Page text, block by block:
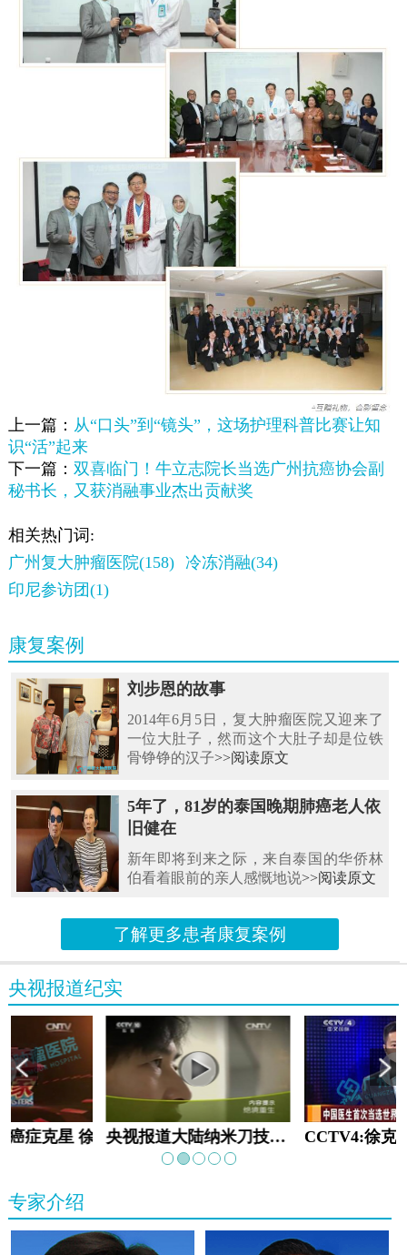
上一篇： 从“口头”到“镜头”，这场护理科普比赛让知
识“活”起来
下一篇： 双喜临门！牛立志院长当选广州抗癌协会副
秘书长，又获消融事业杰出贡献奖
相关热门词:
广州复大肿瘤医院(158)
冷冻消融(34)
印尼参访团(1)
康复案例
刘步恩的故事
2014年6月5日，复大肿瘤医院又迎来了
一位大肚子，然而这个大肚子却是位铁
骨铮铮的汉子>>阅读原文
5年了，81岁的泰国晚期肺癌老人依
旧健在
新年即将到来之际，来自泰国的华侨林
伯看着眼前的亲人感慨地说>>阅读原文
了解更多患者康复案例
央视报道纪实
癌症克星 徐克成 央视报道大陆纳米刀技术手术：绝境重生
专家介绍